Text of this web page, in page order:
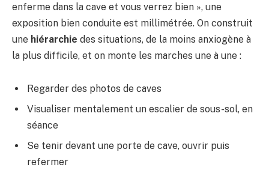
enferme dans la cave et vous verrez bien », une
exposition bien conduite est millimétrée. On construit
une hiérarchie des situations, de la moins anxiogène à
la plus difficile, et on monte les marches une à une :
Regarder des photos de caves
Visualiser mentalement un escalier de sous-sol, en
séance
Se tenir devant une porte de cave, ouvrir puis
refermer